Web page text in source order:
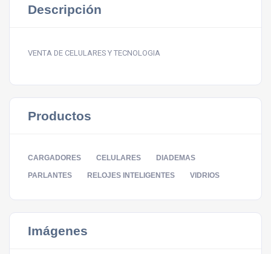
Descripción
VENTA DE CELULARES Y TECNOLOGIA
Productos
CARGADORES CELULARES DIADEMAS
PARLANTES RELOJES INTELIGENTES VIDRIOS
Imágenes